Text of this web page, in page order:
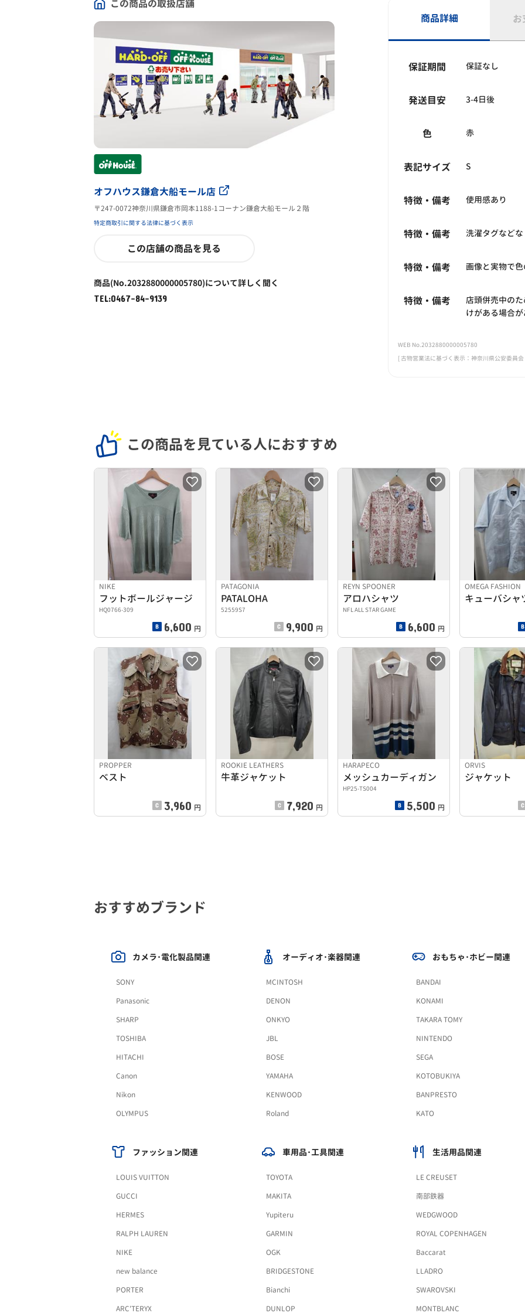
この商品の取扱店舗
オフハウス鎌倉大船モール店
〒247-0072神奈川県鎌倉市岡本1188-1コーナン鎌倉大船モール２階
特定商取引に関する法律に基づく表示
この店舗の商品を見る
商品(No.2032880000005780)について詳しく聞く
TEL:0467-84-9139
商品詳細 お
保証期間 保証なし
発送目安 3-4日後
色 赤
表記サイズ S
特徴・備考 使用感あり
特徴・備考 洗濯タグなど
特徴・備考 画像と実物で
特徴・備考
店頭併売中の
けがある場合
WEB No.2032880000005780
[ 古物営業法に基づく表示：神奈川県公安委員
この商品を見ている人におすすめ
NIKE
フットボールジャージ
HQ0766-309
6,600 円
PATAGONIA
PATALOHA
52559S7
9,900 円
REYN SPOONER
アロハシャツ
NFL ALL STAR GAME
6,600 円
OMEGA FASHION
キューバシャ
PROPPER
ベスト
3,960 円
ROOKIE LEATHERS
牛革ジャケット
7,920 円
HARAPECO
メッシュカーディガン
HP25-TS004
5,500 円
ORVIS
ジャケット
おすすめブランド
カメラ･電化製品関連
SONY
Panasonic
SHARP
TOSHIBA
HITACHI
Canon
Nikon
OLYMPUS
オーディオ･楽器関連
MCINTOSH
DENON
ONKYO
JBL
BOSE
YAMAHA
KENWOOD
Roland
おもちゃ･ホビー関連
BANDAI
KONAMI
TAKARA TOMY
NINTENDO
SEGA
KOTOBUKIYA
BANPRESTO
KATO
ファッション関連
LOUIS VUITTON
GUCCI
HERMES
RALPH LAUREN
NIKE
new balance
PORTER
ARC'TERYX
車用品･工具関連
TOYOTA
MAKITA
Yupiteru
GARMIN
OGK
BRIDGESTONE
Bianchi
DUNLOP
生活用品関連
LE CREUSET
南部鉄器
WEDGWOOD
ROYAL COPENHAGEN
Baccarat
LLADRO
SWAROVSKI
MONTBLANC